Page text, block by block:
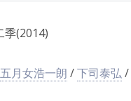
五月女浩一朗 /下司泰弘 /